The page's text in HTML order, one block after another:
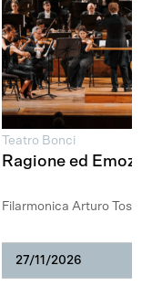
Teatro Bonci
Ragione ed
Filarmonica Arturo
27/11/2026